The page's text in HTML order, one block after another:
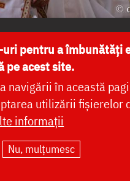
uri pentru a îmbunătăți
pe acest site.
navigării în această
utilizării fișierelor
informații
Nu, mulțumesc